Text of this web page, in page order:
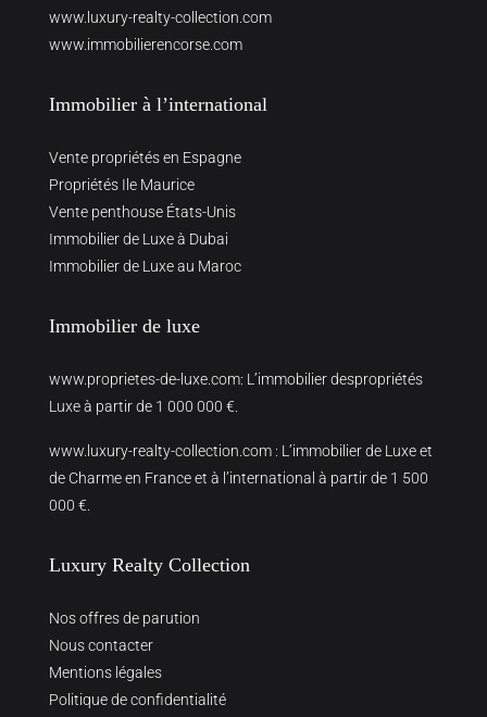
www.luxury-realty-collection.com
www.immobilierencorse.com
Immobilier à l’international
Vente propriétés en Espagne
Propriétés Ile Maurice
Vente penthouse États-Unis
Immobilier de Luxe à Dubai
Immobilier de Luxe au Maroc
Immobilier de luxe
www.proprietes-de-luxe.com: L’immobilier despropriétés
Luxe à partir de 1 000 000 €.
www.luxury-realty-collection.com : L’immobilier de Luxe et
de Charme en France et à l’international à partir de 1 500
000 €.
Luxury Realty Collection
Nos offres de parution
Nous contacter
Mentions légales
Politique de confidentialité